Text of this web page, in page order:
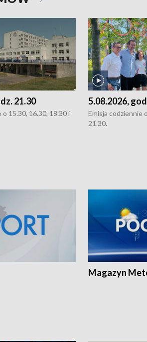
21.30
o 15.30, 16.30, 18.30 i
5.08.2026,
Emisja codziennie
21.30.
Magazyn